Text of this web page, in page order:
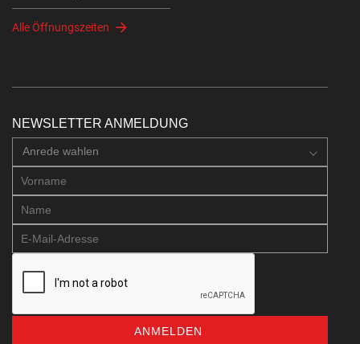
Alle Öffnungszeiten
NEWSLETTER ANMELDUNG
Anrede wahlen
ANMELDEN